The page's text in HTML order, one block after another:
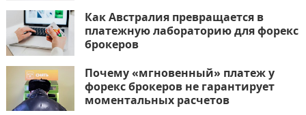
Как Австралия превращается в
платежную лабораторию для форекс
брокеров
Почему «мгновенный» платеж у
форекс брокеров не гарантирует
моментальных расчетов